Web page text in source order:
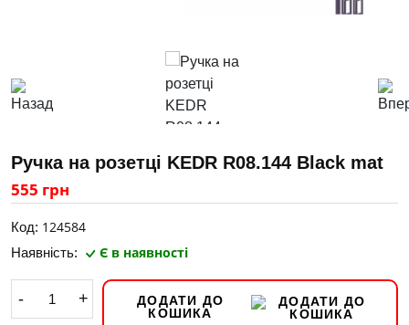
Ручка на розетці KEDR R08.144 Black mat
555 грн
Код: 124584
Наявність: Є в наявності
- +
ДОДАТИ ДО
КОШИКА